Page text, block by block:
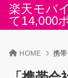
楽天モバ
て14,000
HOME 携